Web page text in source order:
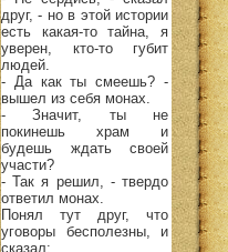
друг, - но в этой истории
есть какая-то тайна, я
уверен, кто-то губит
людей.
- Да как ты смеешь? -
вышел из себя монах.
- Значит, ты не
покинешь храм и
будешь ждать своей
участи?
- Так я решил, - твердо
ответил монах.
Понял тут друг, что
уговоры бесполезны, и
сказал: